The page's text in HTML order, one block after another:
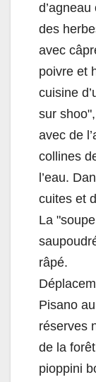
des
avec
poivre et
cuisine
sur
avec de
collines
l’eau.
cuites et
La
râpé.
Pisano
réserves
de la
pioppini